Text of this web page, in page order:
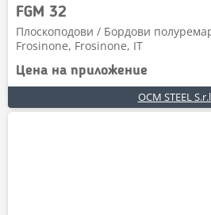
FGM 32
Плоскоподови / Бордови
Frosinone, Frosinone, IT
Цена на приложение
OCM STEEL